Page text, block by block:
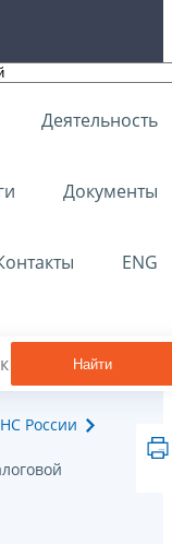
Деятельность
Документы
ENG
Найти
России